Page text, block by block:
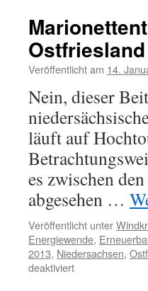
Veröffentlicht am 14.
Nein, dieser
läuft auf
es zwischen
abgesehen …
Veröffentlicht unter
Energiewende,
2013, Niedersachsen,
deaktiviertfür